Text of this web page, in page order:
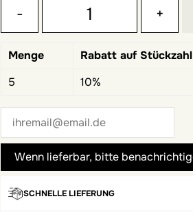
- +
Menge Rabatt auf Stückzahl
5
10%
SCHNELLE LIEFERUNG